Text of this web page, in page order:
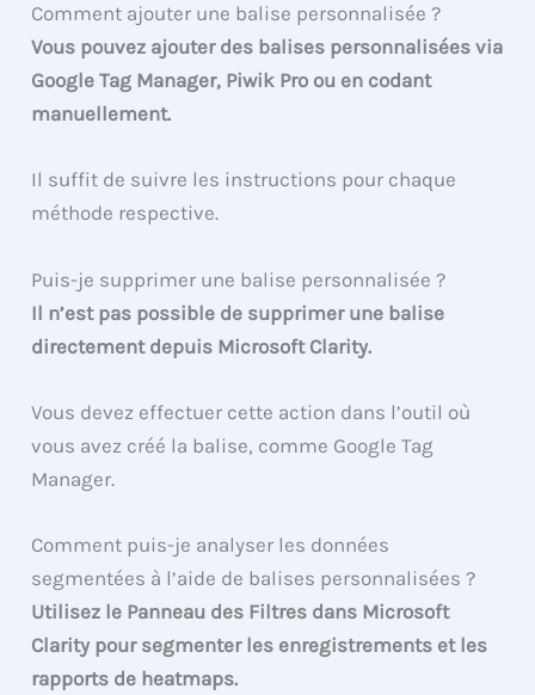
Comment ajouter une balise personnalisée ?
Vous pouvez ajouter des balises personnalisées via
Google Tag Manager, Piwik Pro ou en codant
manuellement.
Il suffit de suivre les instructions pour chaque
méthode respective.
Puis-je supprimer une balise personnalisée ?
Il n’est pas possible de supprimer une balise
directement depuis Microsoft Clarity.
Vous devez effectuer cette action dans l’outil où
vous avez créé la balise, comme Google Tag
Manager.
Comment puis-je analyser les données
segmentées à l’aide de balises personnalisées ?
Utilisez le Panneau des Filtres dans Microsoft
Clarity pour segmenter les enregistrements et les
rapports de heatmaps.